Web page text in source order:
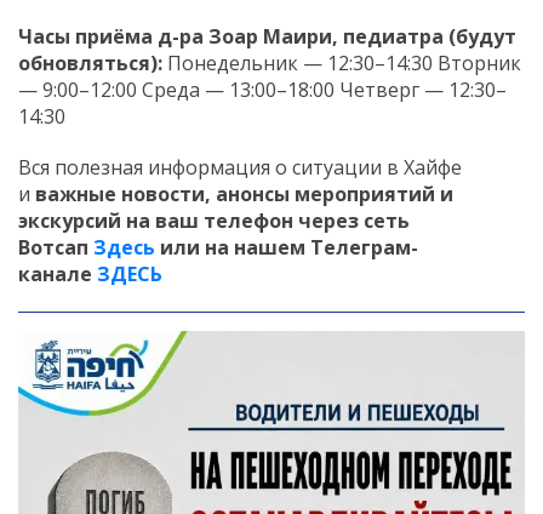
Часы приёма д-ра Зоар Маири, педиатра (будут
обновляться): Понедельник — 12:30–14:30 Вторник
— 9:00–12:00 Среда — 13:00–18:00 Четверг — 12:30–
14:30
Вся полезная информация о ситуации в Хайфе
и важные новости, анонсы мероприятий и
экскурсий на ваш телефон через сеть
Вотсап Здесь или на нашем Телеграм-
канале ЗДЕСЬ